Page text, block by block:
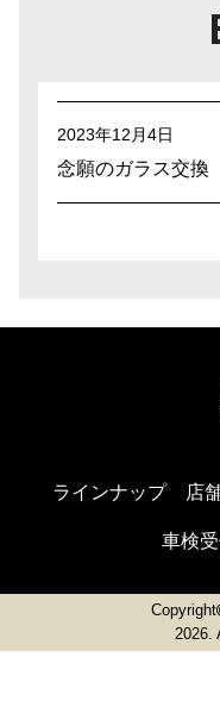
2023年12月4日
念願のガラス交換
ラインナップ 店
車検
Copyright
2026.